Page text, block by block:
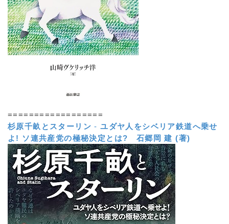
==================
杉原千畝とスターリン -ユダヤ人をシベリア鉄道へ乗せ
よ! ソ連共産党の極秘決定とは?
石郷岡 建 (著)